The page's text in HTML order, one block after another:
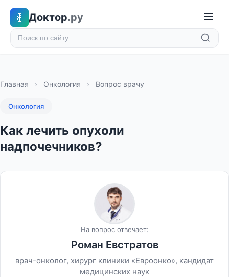
Доктор.ру
Главная › Онкология › Вопрос врачу
Онкология
Как лечить опухоли
надпочечников?
На вопрос отвечает:
Роман Евстратов
врач-онколог, хирург клиники «Евроонко», кандидат
медицинских наук